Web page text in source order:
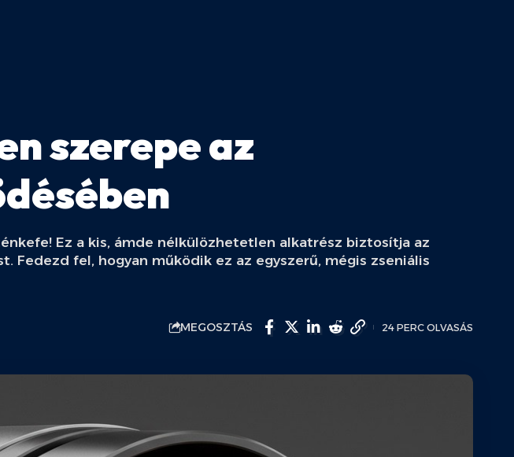
szerepe az
Ez a kis, ámde nélkülözhetetlen alkatrész biztosítja az
fel, hogyan működik ez az egyszerű, mégis zseniális
MEGOSZTÁS 24 PERC OLVASÁS